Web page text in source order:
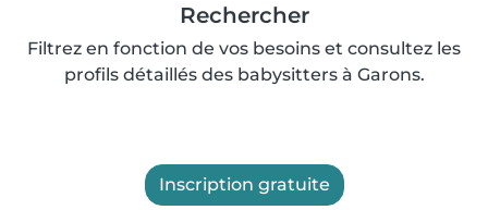
Rechercher
Filtrez en fonction de vos besoins et consultez les
profils détaillés des babysitters à Garons.
Inscription gratuite